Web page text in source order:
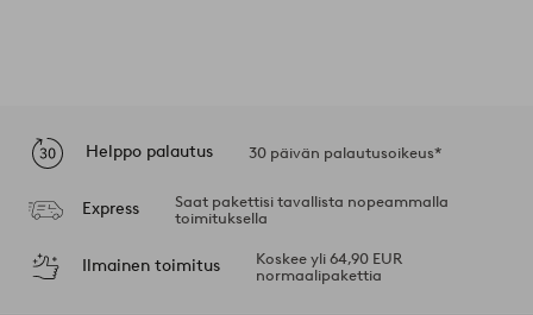
Helppo palautus 30 päivän palautusoikeus*
Express
Saat pakettisi tavallista nopeammalla
toimituksella
Ilmainen toimitus
Koskee yli 64,90 EUR
normaalipakettia